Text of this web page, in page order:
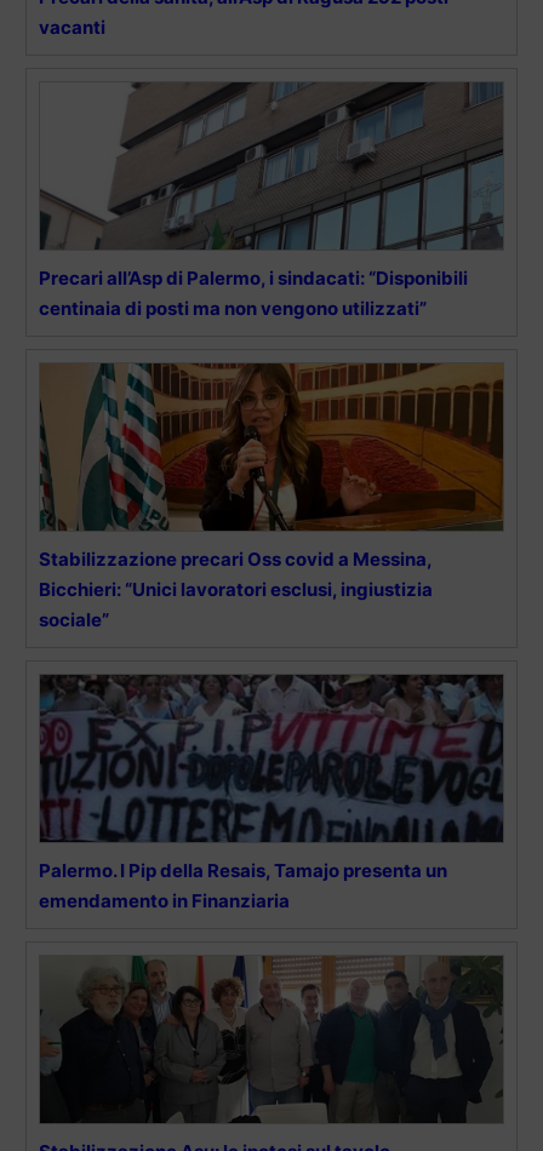
vacanti
Precari all’Asp di Palermo, i sindacati: “Disponibili
centinaia di posti ma non vengono utilizzati”
Stabilizzazione precari Oss covid a Messina,
Bicchieri: “Unici lavoratori esclusi, ingiustizia
sociale”
Palermo. I Pip della Resais, Tamajo presenta un
emendamento in Finanziaria